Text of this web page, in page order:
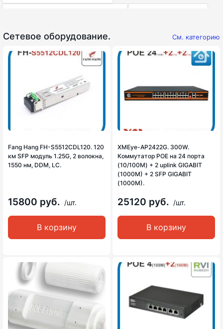
IP Камеры 5 Мп.
Сетевое оборудование. См. категорию
Fang Hang FH-S5512CDL120. 120
км SFP модуль 1.25G, 2 волокна,
1550 нм, DDM, LC.
15800 руб. /шт.
В корзину
XMEye-AP2422G. 300W.
Коммутатор POE на 24 порта
(10/100M) + 2 uplink GIGABIT
(1000M) + 2 SFP GIGABIT
(1000M).
25120 руб. /шт.
В корзину